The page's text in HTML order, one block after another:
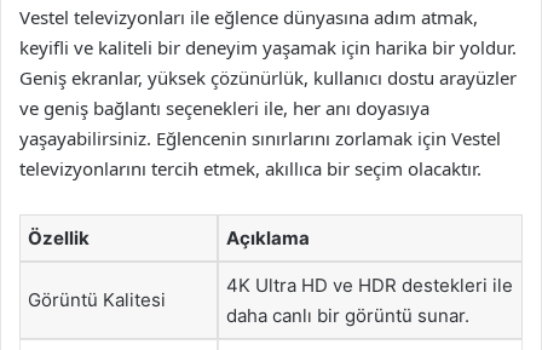
Vestel televizyonları ile eğlence dünyasına adım atmak,
keyifli ve kaliteli bir deneyim yaşamak için harika bir yoldur.
Geniş ekranlar, yüksek çözünürlük, kullanıcı dostu arayüzler
ve geniş bağlantı seçenekleri ile, her anı doyasıya
yaşayabilirsiniz. Eğlencenin sınırlarını zorlamak için Vestel
televizyonlarını tercih etmek, akıllıca bir seçim olacaktır.
Özellik Açıklama
Görüntü Kalitesi
4K Ultra HD ve HDR destekleri ile
daha canlı bir görüntü sunar.